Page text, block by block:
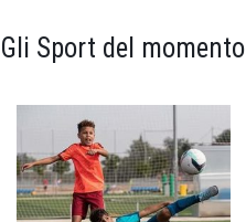
Gli Sport del momento